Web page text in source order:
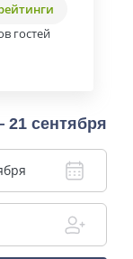
гостей
21 сентября